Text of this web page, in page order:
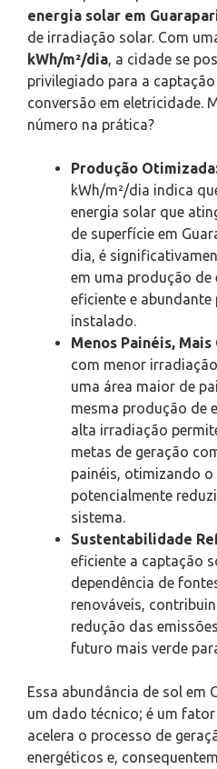
energia solar em
de irradiação solar. Com
kWh/m²/dia , a cidade se
privilegiado para a
conversão em eletricidade.
número na prática?
Produção
kWh/m²/dia indica
energia solar que
de superfície em
dia, é
em uma produção de
eficiente e
instalado.
Menos Painéis, Mais
com menor
uma área maior de
mesma produção de
alta irradiação
metas de geração
painéis, otimizando o
potencialmente
sistema.
Sustentabilidade
eficiente a captação
dependência de
renováveis,
redução das
futuro mais verde
Essa abundância de sol em
um dado técnico; é um
acelera o processo de
energéticos e,